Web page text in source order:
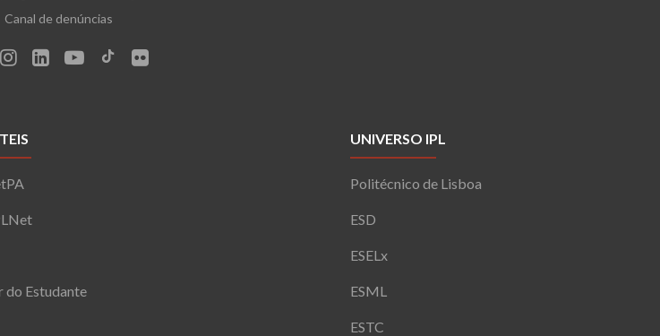
Canal de denúncias
do Estudante
UNIVERSO IPL
Politécnico de Lisboa
ESD
ESELx
ESML
ESTC